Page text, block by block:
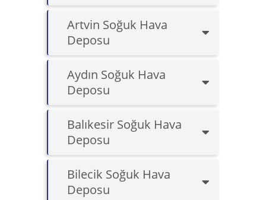
Artvin Soğuk Hava
Deposu
Aydın Soğuk Hava
Deposu
Balıkesir Soğuk Hava
Deposu
Bilecik Soğuk Hava
Deposu